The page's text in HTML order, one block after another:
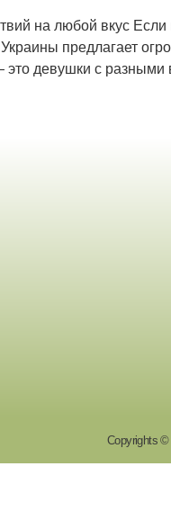
на любой вкус Если
предлагает
девушки с
Copyrights ©